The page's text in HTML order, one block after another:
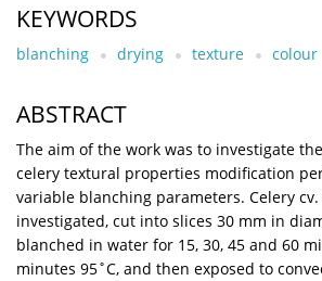
KEYWORDS
blanching drying texture colour
ABSTRACT
The aim of the work was to investigate
celery textural properties modification
variable blanching parameters. Celery
investigated, cut into slices 30 mm in
blanched in water for 15, 30, 45 and 60
minutes 95˚C, and then exposed to